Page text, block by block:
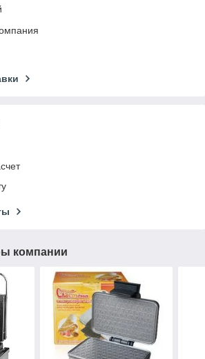
компании